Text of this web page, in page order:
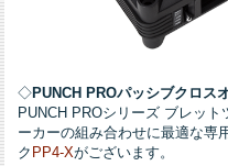
◇PUNCH PROパッシブクロス
PUNCH PROシリーズ ブレッ
ーカーの組み合わせに最適な専
ク PP4-Xがございます。